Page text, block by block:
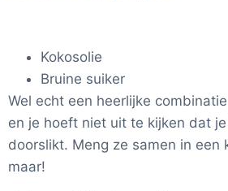
Kokosolie
Bruine suiker
Wel echt een heerlijke
en je hoeft niet uit te kijken dat
doorslikt. Meng ze samen in een
maar!